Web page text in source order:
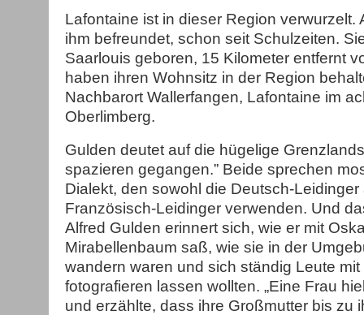
Lafontaine ist in dieser Region verwurzelt.
ihm befreundet, schon seit Schulzeiten.
Saarlouis geboren, 15 Kilometer entfernt
haben ihren Wohnsitz in der Region
Nachbarort Wallerfangen, Lafontaine im
Oberlimberg.
Gulden deutet auf die hügelige
spazieren gegangen.” Beide sprechen
Dialekt, den sowohl die Deutsch-
Französisch-Leidinger verwenden. Und
Alfred Gulden erinnert sich, wie er mit
Mirabellenbaum saß, wie sie in der
wandern waren und sich ständig Leute
fotografieren lassen wollten. „Eine Frau
und erzählte, dass ihre Großmutter bis zu